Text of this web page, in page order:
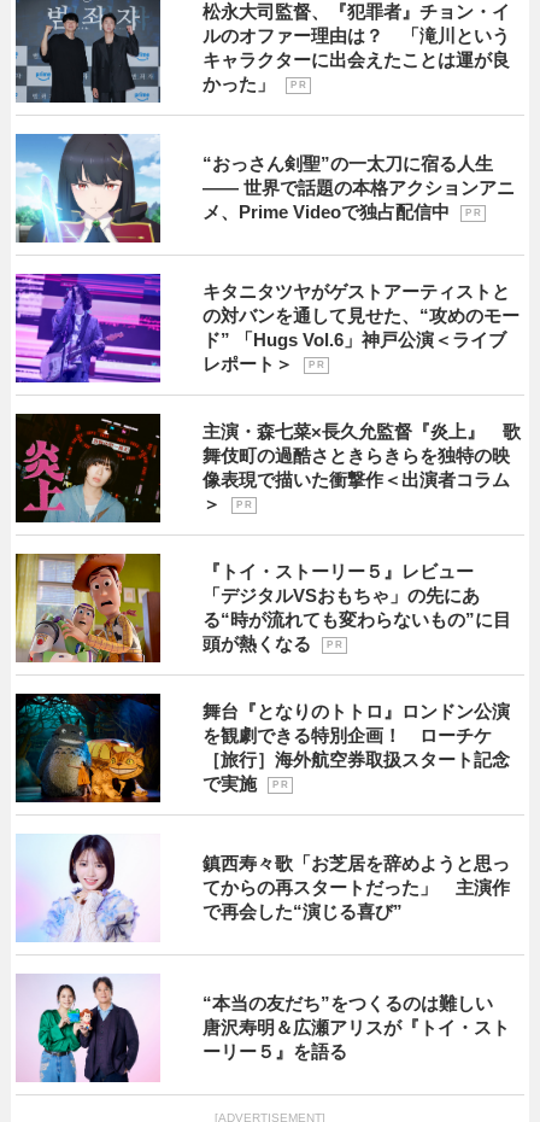
松永大司監督、『犯罪者』チョン・イ
ルのオファー理由は？ 「滝川という
キャラクターに出会えたことは運が良
かった」
P R
“おっさん剣聖”の一太刀に宿る人生
―― 世界で話題の本格アクションアニ
メ、Prime Videoで独占配信中
P R
キタニタツヤがゲストアーティストと
の対バンを通して見せた、“攻めのモー
ド” 「Hugs Vol.6」神戸公演＜ライブ
レポート＞
P R
主演・森七菜×長久允監督『炎上』 歌
舞伎町の過酷さときらきらを独特の映
像表現で描いた衝撃作＜出演者コラム
＞
P R
『トイ・ストーリー５』レビュー
「デジタルVSおもちゃ」の先にあ
る“時が流れても変わらないもの”に目
頭が熱くなる
P R
舞台『となりのトトロ』ロンドン公演
を観劇できる特別企画！ ローチケ
［旅行］海外航空券取扱スタート記念
で実施
P R
鎮西寿々歌「お芝居を辞めようと思っ
てからの再スタートだった」 主演作
で再会した“演じる喜び”
“本当の友だち”をつくるのは難しい
唐沢寿明＆広瀬アリスが『トイ・スト
ーリー５』を語る
[ADVERTISEMENT]